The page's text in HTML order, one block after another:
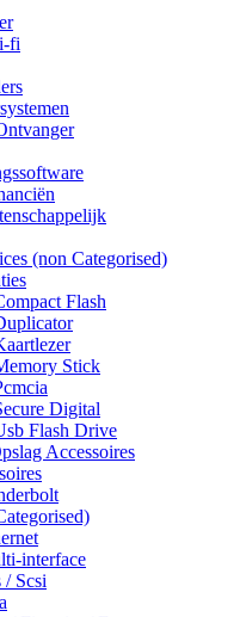
fi
(non Categorised)
Flash
Stick
Digital
Flash Drive
Accessoires
interface
/ Scsi